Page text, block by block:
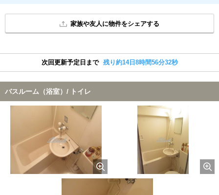
家族や友人に物件をシェアする
次回更新予定日まで 残り約14日8時間56分32秒
バスルーム（浴室）/ トイレ